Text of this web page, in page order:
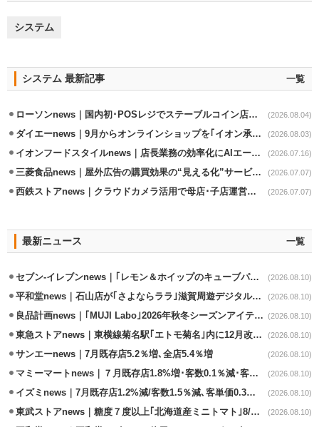
システム
システム 最新記事 一覧
ローソンnews｜国内初･POSレジでステーブルコイン店頭決済実証実験を実施 (2026.08.04)
ダイエーnews｜9月からオンラインショップを｢イオン承りオンライン｣へ移行 (2026.08.03)
イオンフードスタイルnews｜店長業務の効率化にAIエージェント活用実験 (2026.07.16)
三菱食品news｜屋外広告の購買効果の“見える化”サービス開始 (2026.07.07)
西鉄ストアnews｜クラウドカメラ活用で母店･子店運営の効率化 (2026.07.07)
最新ニュース 一覧
セブン-イレブンnews｜｢レモン＆ホイップのキューブパン｣8/11発売 (2026.08.10)
平和堂news｜石山店が｢さよならララ｣滋賀周遊デジタルラリースポットに選定 (2026.08.10)
良品計画news｜｢MUJI Labo｣2026年秋冬シーズンアイテム発売 (2026.08.10)
東急ストアnews｜東横線菊名駅｢エトモ菊名｣内に12月改装オープン (2026.08.10)
サンエーnews｜7月既存店5.2％増､全店5.4％増 (2026.08.10)
マミーマートnews｜７月既存店1.8%増･客数0.1％減･客単価1.9％増 (2026.08.10)
イズミnews｜7月既存店1.2%減/客数1.5％減､客単価0.3％増 (2026.08.10)
東武ストアnews｜糖度７度以上｢北海道産ミニトマト｣8/11販売 (2026.08.10)